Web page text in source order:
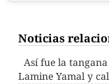
Noticias
Así fue la
Lamine Yamal y